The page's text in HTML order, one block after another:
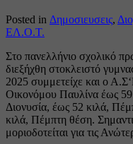
Posted in Δημοσιευσεις,
ΕΛ.Ο.Τ.
Στο πανελλήνιο σχολικό
διεξήχθη στοκλειστό
2025 συμμετείχε και ο
Οικονόμου Παυλίνα έως 59
Διονυσία, έως 52 κιλά,
κιλά, Πέμπτη θέση.
μοριοδοτείται για τις